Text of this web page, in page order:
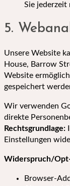
Sie
5.
Unsere Website
House, Barrow
Website
gespeichert
Wir verwenden
direkte
Rechtsgrundlage:
Einstellungen
Widerspruch/
Browser-